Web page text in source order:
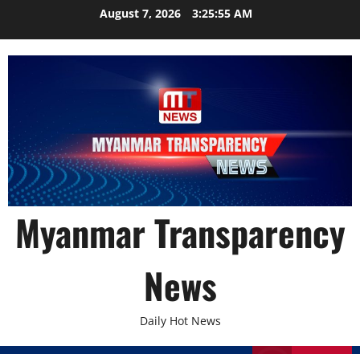
August 7, 2026 3:25:55 AM
Myanmar Transparency
News
Daily Hot News